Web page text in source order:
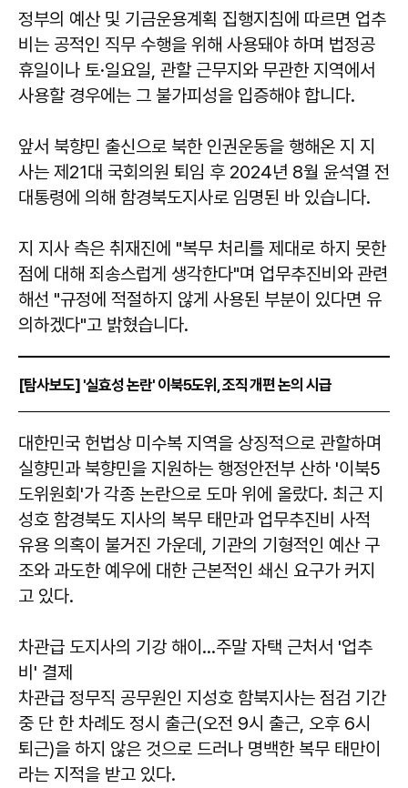
정부의 예산 및 기금운용계획 집행지침에 따르면 업추
비는 공적인 직무 수행을 위해 사용돼야 하며 법정공
휴일이나 토·일요일, 관할 근무지와 무관한 지역에서
사용할 경우에는 그 불가피성을 입증해야 합니다.
앞서 북향민 출신으로 북한 인권운동을 행해온 지 지
사는 제21대 국회의원 퇴임 후 2024년 8월 윤석열 전
대통령에 의해 함경북도지사로 임명된 바 있습니다.
지 지사 측은 취재진에 "복무 처리를 제대로 하지 못한
점에 대해 죄송스럽게 생각한다"며 업무추진비와 관련
해선 "규정에 적절하지 않게 사용된 부분이 있다면 유
의하겠다"고 밝혔습니다.
[탐사보도] '실효성 논란' 이북5도위, 조직 개편 논의 시급
대한민국 헌법상 미수복 지역을 상징적으로 관할하며
실향민과 북향민을 지원하는 행정안전부 산하 '이북5
도위원회'가 각종 논란으로 도마 위에 올랐다. 최근 지
성호 함경북도 지사의 복무 태만과 업무추진비 사적
유용 의혹이 불거진 가운데, 기관의 기형적인 예산 구
조와 과도한 예우에 대한 근본적인 쇄신 요구가 커지
고 있다.
차관급 도지사의 기강 해이…주말 자택 근처서 '업추
비' 결제
차관급 정무직 공무원인 지성호 함북지사는 점검 기간
중 단 한 차례도 정시 출근(오전 9시 출근, 오후 6시
퇴근)을 하지 않은 것으로 드러나 명백한 복무 태만이
라는 지적을 받고 있다.